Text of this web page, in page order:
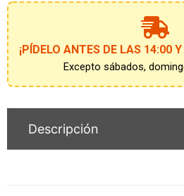
¡PÍDELO ANTES DE LAS 14:00
Excepto sábados,
Descripción